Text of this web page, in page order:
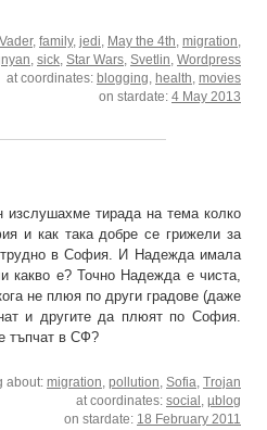
, family, jedi May the 4th migration
sick Star Wars Svetlin Wordpress
at coordinates: blogging health movies
on stardate: 4 May 2013
изслушахме тирада на тема колко
и как така добре се грижели за
трудно в София. И Надежда имала
какво е? Точно Надежда е чиста,
не плюя по други градове (даже
и другите да плюят по София.
тъпчат в СФ?
about: migration pollution Sofia Trojan
at coordinates: social
µblog
on stardate: 18 February 2011